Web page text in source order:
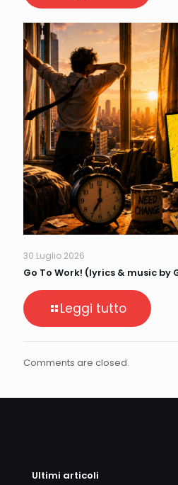
30 Luglio 2026
Go To Work! (lyrics & music by
Leggi tutto
Comments are closed.
Ultimi articoli